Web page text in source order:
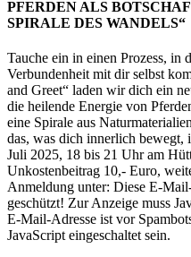
PFERDEN ALS
SPIRALE DES WANDELS“
Tauche ein in einen Prozess, in
Verbundenheit mit dir selbst
and Greet“ laden wir dich ein
die heilende Energie von
eine Spirale aus
das, was dich innerlich bewegt,
Juli 2025, 18 bis 21 Uhr am
Unkostenbeitrag 10,- Euro,
Anmeldung unter: Diese E-
geschützt! Zur Anzeige muss
E-Mail-Adresse ist vor
JavaScript eingeschaltet sein.